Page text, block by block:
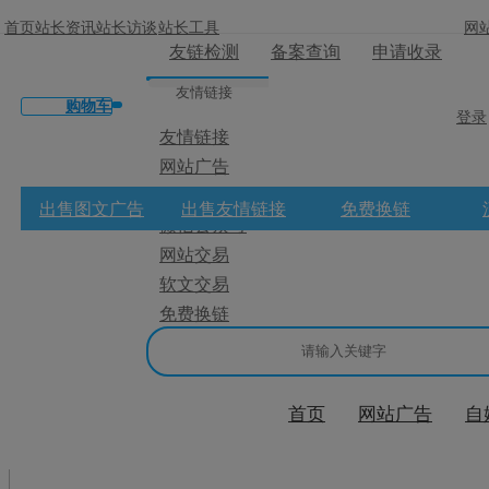
首页 站长资讯站长访谈站长工具
友链检测 备案查询 申请收录
网
登录
友情链接
友情链接
网站广告
网站交易
软文交易
免费换链
购物车
首页 网站广告 自
出售图文广告 出售友情链接 免费换链
×